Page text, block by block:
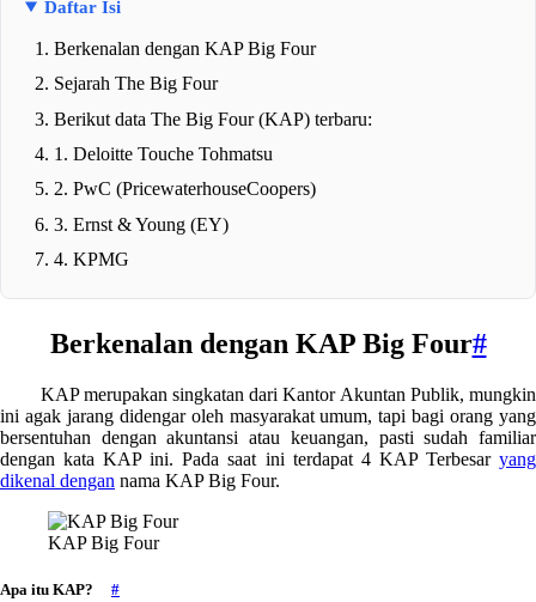
Daftar Isi
Berkenalan dengan KAP Big Four
Sejarah The Big Four
Berikut data The Big Four (KAP) terbaru:
1. Deloitte Touche Tohmatsu
2. PwC (PricewaterhouseCoopers)
3. Ernst & Young (EY)
4. KPMG
Berkenalan dengan KAP Big Four#
KAP merupakan singkatan dari Kantor Akuntan Publik, mungkin
ini agak jarang didengar oleh masyarakat umum, tapi bagi orang yang
bersentuhan dengan akuntansi atau keuangan, pasti sudah familiar
dengan kata KAP ini. Pada saat ini terdapat 4 KAP Terbesar yang
dikenal dengan nama KAP Big Four.
KAP Big Four
Apa itu KAP? #